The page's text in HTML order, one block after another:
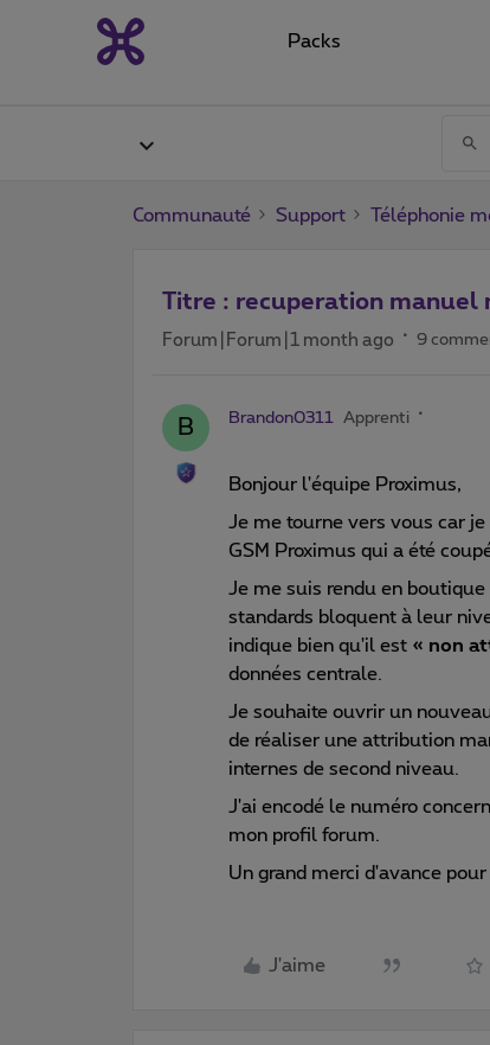
Packs
Communauté Support Téléphonie
Titre : recuperation manuel
Forum|Forum|1 month ago 9
B Brandon0311 Apprenti
Bonjour l'équipe Proximus,
Je me tourne vers vous car
GSM Proximus qui a été
Je me suis rendu en
standards bloquent à leur
indique bien qu'il est « non
données centrale.
Je souhaite ouvrir un
de réaliser une attribution
internes de second niveau.
J'ai encodé le numéro
mon profil forum.
Un grand merci d'avance
J'aime